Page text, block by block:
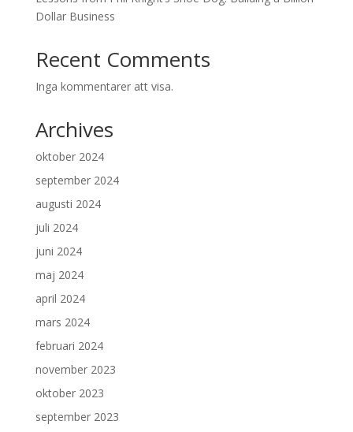
Dollar Business
Recent Comments
Inga kommentarer att visa.
Archives
oktober 2024
september 2024
augusti 2024
juli 2024
juni 2024
maj 2024
april 2024
mars 2024
februari 2024
november 2023
oktober 2023
september 2023